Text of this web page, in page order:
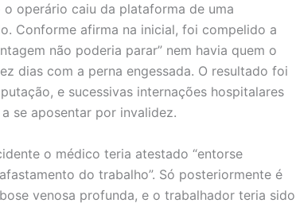
operário caiu da plataforma de uma
Conforme afirma na inicial, foi compelido a
não poderia parar” nem havia quem o
dias com a perna engessada. O resultado foi
e sucessivas internações hospitalares
se aposentar por invalidez.
o médico teria atestado “entorse
do trabalho”. Só posteriormente é
venosa profunda, e o trabalhador teria sido